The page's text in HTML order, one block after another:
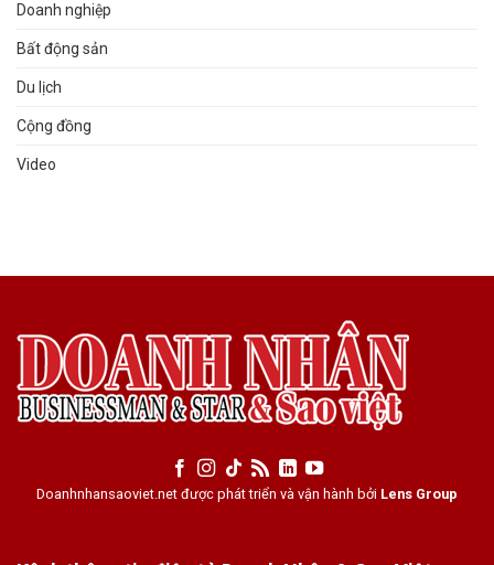
Doanh nghiệp
Bất động sản
Du lịch
Cộng đồng
Video
Doanhnhansaoviet.net được phát triển và vận hành bởi Lens Group